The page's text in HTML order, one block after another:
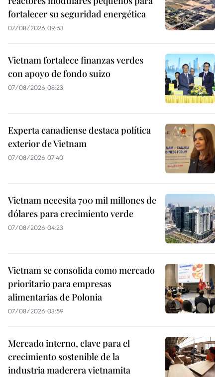
fortalecer su seguridad energética
07/08/2026 09:53
Vietnam fortalece finanzas verdes
con apoyo de fondo suizo
07/08/2026 08:23
Experta canadiense destaca política
exterior de Vietnam
07/08/2026 07:40
Vietnam necesita 700 mil millones de
dólares para crecimiento verde
07/08/2026 04:23
Vietnam se consolida como mercado
prioritario para empresas
alimentarias de Polonia
07/08/2026 03:59
Mercado interno, clave para el
crecimiento sostenible de la
industria maderera vietnamita